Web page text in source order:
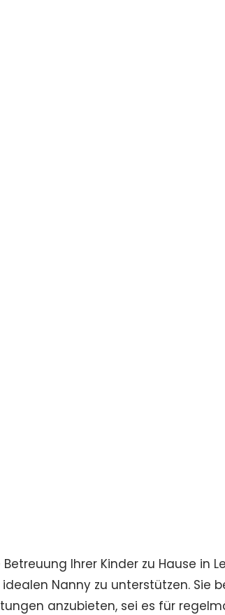
Ihrer Kinder zu Hause in
Nanny zu unterstützen. Sie
anzubieten, sei es für